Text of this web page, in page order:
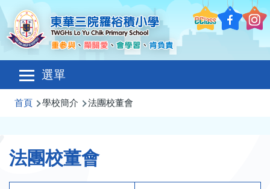
移至主內容
選單
Main
navigation
導
結
首頁 學校簡介 法團校董會
法團校董會